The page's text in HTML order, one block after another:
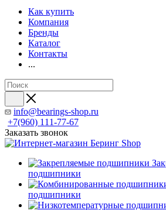
Как купить
Компания
Бренды
Каталог
Контакты
...
info@bearings-shop.ru
+7(960) 111-77-67
Заказать звонок
подшипники
подшипники